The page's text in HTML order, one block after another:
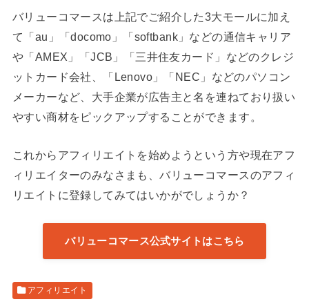
バリューコマースは上記でご紹介した3大モールに加え
て「au」「docomo」「softbank」などの通信キャリア
や「AMEX」「JCB」「三井住友カード」などのクレジ
ットカード会社、「Lenovo」「NEC」などのパソコン
メーカーなど、大手企業が広告主と名を連ねており扱い
やすい商材をピックアップすることができます。
これからアフィリエイトを始めようという方や現在アフ
ィリエイターのみなさまも、バリューコマースのアフィ
リエイトに登録してみてはいかがでしょうか？
バリューコマース公式サイトはこちら
アフィリエイト